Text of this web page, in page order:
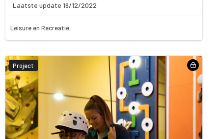
Laatste update 19/12/2022
Leisure en Recreatie
Project